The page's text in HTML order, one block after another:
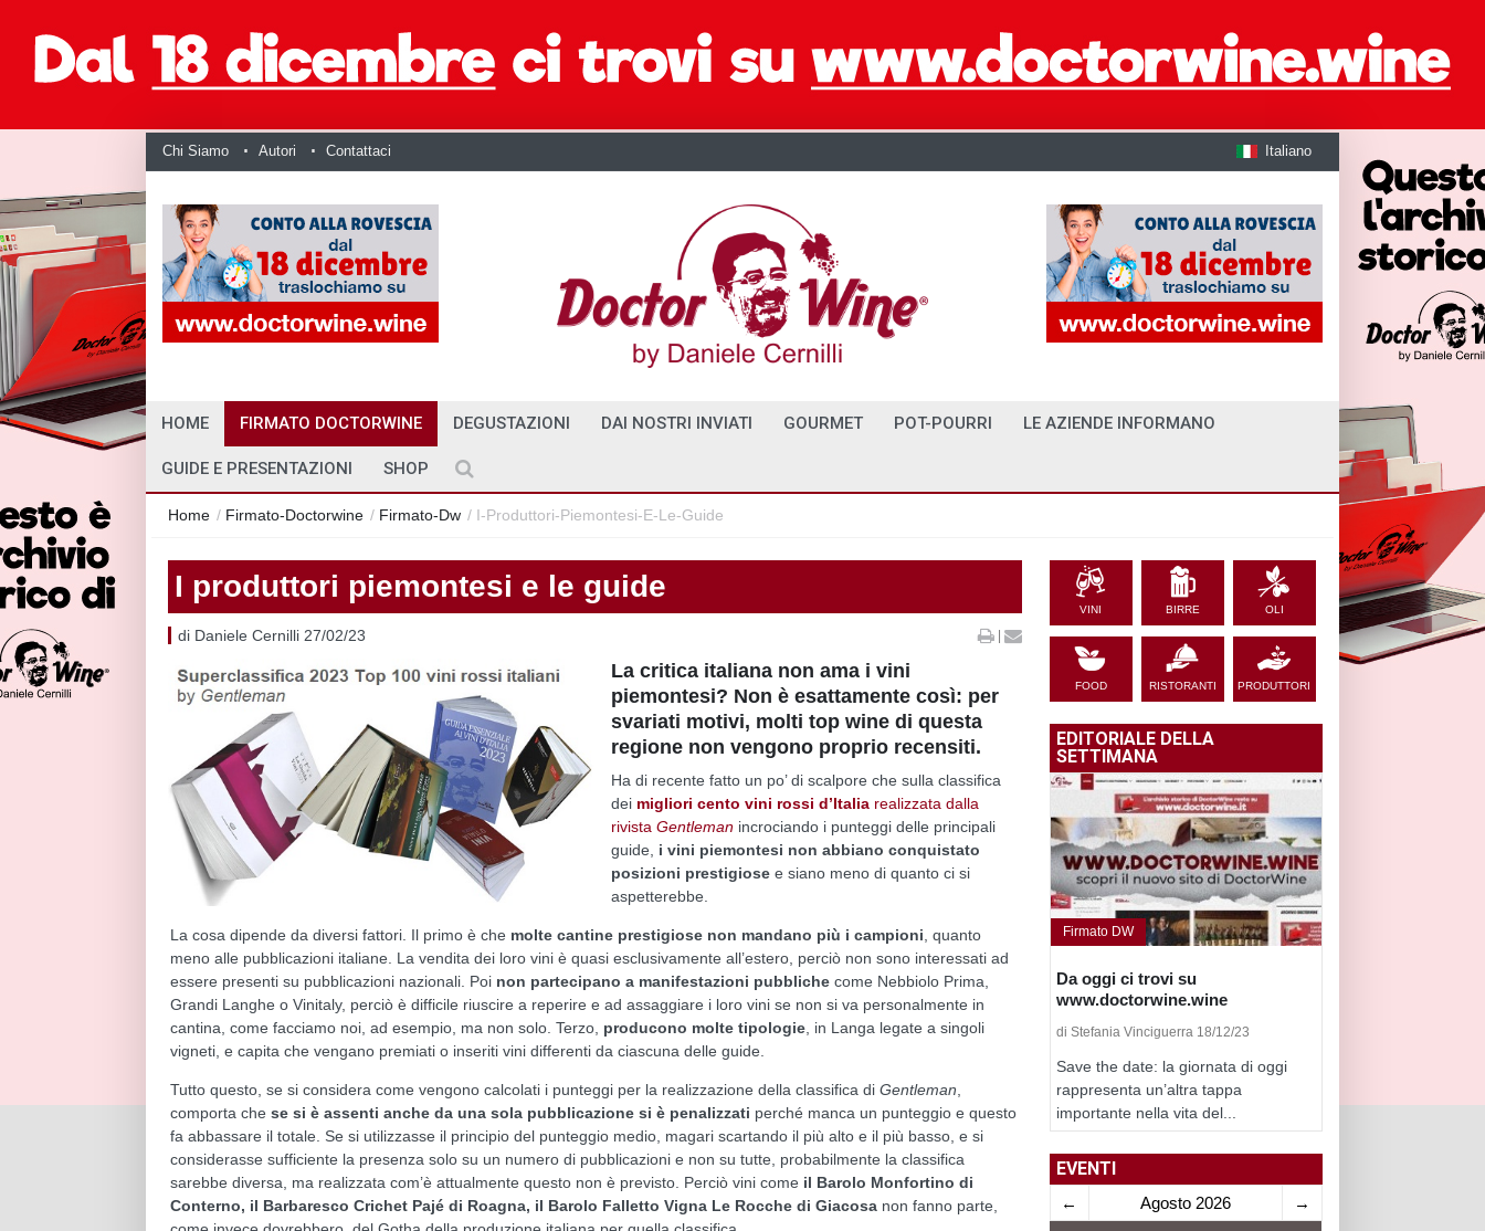
Chi Siamo Autori Contattaci Italiano
HOME FIRMATO DOCTORWINE DEGUSTAZIONI DAI NOSTRI INVIATI GOURMET POT-POURRI LE AZIENDE INFORMANO
GUIDE E PRESENTAZIONI SHOP
Home / Firmato-Doctorwine / Firmato-Dw / I-Produttori-Piemontesi-E-Le-Guide
I produttori piemontesi e le guide
di Daniele Cernilli 27/02/23 |
La critica italiana non ama i vini
piemontesi? Non è esattamente così: per
svariati motivi, molti top wine di questa
regione non vengono proprio recensiti.
Ha di recente fatto un po’ di scalpore che sulla classifica
dei migliori cento vini rossi d’Italia realizzata dalla
rivistaGentleman incrociando i punteggi delle principali
guide, i vini piemontesi non abbiano conquistato
posizioni prestigiose e siano meno di quanto ci si
aspetterebbe.
La cosa dipende da diversi fattori. Il primo è che molte cantine prestigiose non mandano più i campioni , quanto
meno alle pubblicazioni italiane. La vendita dei loro vini è quasi esclusivamente all’estero, perciò non sono interessati ad
essere presenti su pubblicazioni nazionali. Poi non partecipano a manifestazioni pubbliche come Nebbiolo Prima,
Grandi Langhe o Vinitaly, perciò è difficile riuscire a reperire e ad assaggiare i loro vini se non si va personalmente in
cantina, come facciamo noi, ad esempio, ma non solo. Terzo, producono molte tipologie , in Langa legate a singoli
vigneti, e capita che vengano premiati o inseriti vini differenti da ciascuna delle guide.
Tutto questo, se si considera come vengono calcolati i punteggi per la realizzazione della classifica di Gentleman
comporta che se si è assenti anche da una sola pubblicazione si è penalizzati perché manca un punteggio e questo
fa abbassare il totale. Se si utilizzasse il principio del punteggio medio, magari scartando il più alto e il più basso, e si
considerasse sufficiente la presenza solo su un numero di pubblicazioni e non su tutte, probabilmente la classifica
sarebbe diversa, ma realizzata com’è attualmente questo non è previsto. Perciò vini come il Barolo Monfortino di
Conterno, il Barbaresco Crichet Pajé di Roagna, il Barolo Falletto Vigna Le Rocche di Giacosa non fanno parte,
VINI BIRRE OLI
FOOD RISTORANTI PRODUTTORI
EDITORIALE DELLA
SETTIMANA
Firmato DW
Da oggi ci trovi su
www.doctorwine.wine
di Stefania Vinciguerra 18/12/23
Save the date: la giornata di oggi
rappresenta un’altra tappa
importante nella vita del...
EVENTI
← Agosto 2026 →